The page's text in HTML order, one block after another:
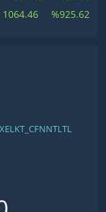
1064.46 %925.62
XELKT_CFNNTLTL